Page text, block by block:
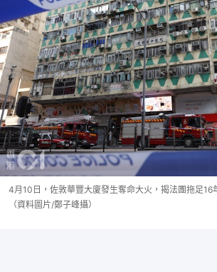
4月10日，佐敦華豐大廈發生奪命大火，揭法團拖足16
（資料圖片/鄭子峰攝）